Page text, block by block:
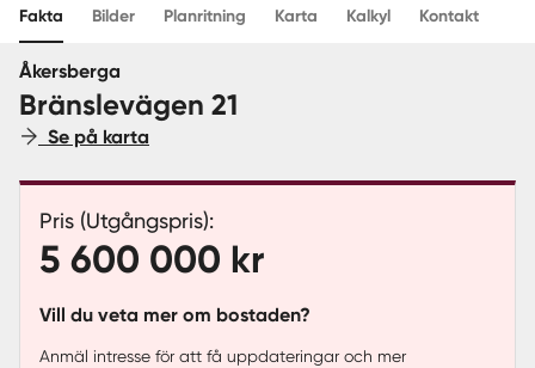
Sverige
Fakta Bilder Planritning Karta Kalkyl Kontakt
Åkersberga
Bränslevägen 21
Se på karta
Pris (Utgångspris):
5 600 000 kr
Vill du veta mer om bostaden?
Anmäl intresse för att få uppdateringar och mer